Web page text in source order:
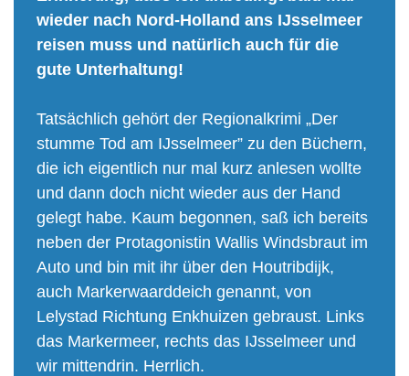
wieder nach Nord-Holland ans IJsselmeer
reisen muss und natürlich auch für die
gute Unterhaltung!
Tatsächlich gehört der Regionalkrimi „Der
stumme Tod am IJsselmeer” zu den Büchern,
die ich eigentlich nur mal kurz anlesen wollte
und dann doch nicht wieder aus der Hand
gelegt habe. Kaum begonnen, saß ich bereits
neben der Protagonistin Wallis Windsbraut im
Auto und bin mit ihr über den Houtribdijk,
auch Markerwaarddeich genannt, von
Lelystad Richtung Enkhuizen gebraust. Links
das Markermeer, rechts das IJsselmeer und
wir mittendrin. Herrlich.